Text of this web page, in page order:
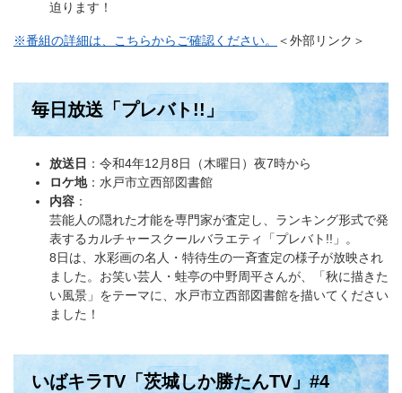
迫ります！
※番組の詳細は、こちらからご確認ください。 ＜外部リンク＞
毎日放送「プレバト!!」
放送日 ：令和4年12月8日（木曜日）夜7時から
ロケ地：水戸市立西部図書館
内容 ：
芸能人の隠れた才能を専門家が査定し、ランキング形式で発
表するカルチャースクールバラエティ「プレバト!!」。
8日は、水彩画の名人・特待生の一斉査定の様子が放映され
ました。お笑い芸人・蛙亭の中野周平さんが、「秋に描きた
い風景」をテーマに、水戸市立西部図書館を描いてください
ました！
いばキラTV「茨城しか勝たんTV」#4